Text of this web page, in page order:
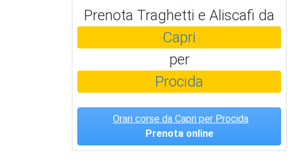
Prenota Traghetti e Aliscafi da
Capri
per
Procida
Orari corse da Capri per Procida
Prenota online